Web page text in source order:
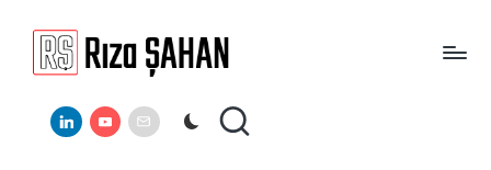
Bilgi
Paylaşım
LinkedinYoutube
E-
Mail